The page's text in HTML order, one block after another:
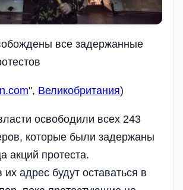
все задержанные
", Великобритания)
освободили всех 243
которые были задержаны
акций протеста.
адрес будут оставаться в